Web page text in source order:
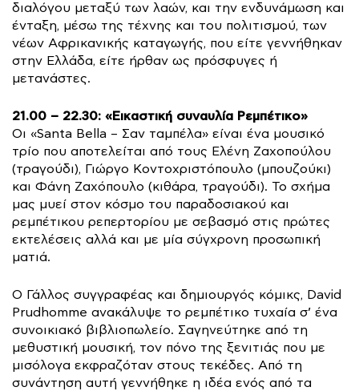
διαλόγου μεταξύ των λαών, και την ενδυνάμωση και
ένταξη, μέσω της τέχνης και του πολιτισμού, των
νέων Αφρικανικής καταγωγής, που είτε γεννήθηκαν
στην Ελλάδα, είτε ήρθαν ως πρόσφυγες ή
μετανάστες.
21.00 – 22.30: «Εικαστική συναυλία Ρεμπέτικο»
Οι «Santa Bella – Σαν ταμπέλα» είναι ένα μουσικό
τρίο που αποτελείται από τους Ελένη Ζαχοπούλου
(τραγούδι), Γιώργο Κοντοχριστόπουλο (μπουζούκι)
και Φάνη Ζαχόπουλο (κιθάρα, τραγούδι). Το σχήμα
μας μυεί στον κόσμο του παραδοσιακού και
ρεμπέτικου ρεπερτορίου με σεβασμό στις πρώτες
εκτελέσεις αλλά και με μία σύγχρονη προσωπική
ματιά.
Ο Γάλλος συγγραφέας και δημιουργός κόμικς, David
Prudhomme ανακάλυψε το ρεμπέτικο τυχαία σ’ ένα
συνοικιακό βιβλιοπωλείο. Σαγηνεύτηκε από τη
μεθυστική μουσική, τον πόνο της ξενιτιάς που με
μισόλογα εκφραζόταν στους τεκέδες. Από τη
συνάντηση αυτή γεννήθηκε η ιδέα ενός από τα